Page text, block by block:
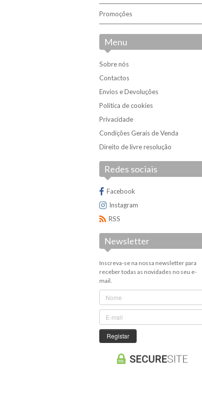
Bebidas
Cereais & Farinhas
Cerveja & Malta
Conservas
Molhos & Temperos
Produtos Frescos
Acessórios
Meias Afro
Sacos & Bolsas
Promoções
Menu
Sobre nós
Contactos
Envios e Devoluções
Política de cookies
Privacidade
Condições Gerais de Venda
Direito de livre resolução
Redes sociais
Facebook
Instagram
RSS
Newsletter
Inscreva-se na nossa newsletter para
receber todas as novidades no seu e-
mail.
Registar